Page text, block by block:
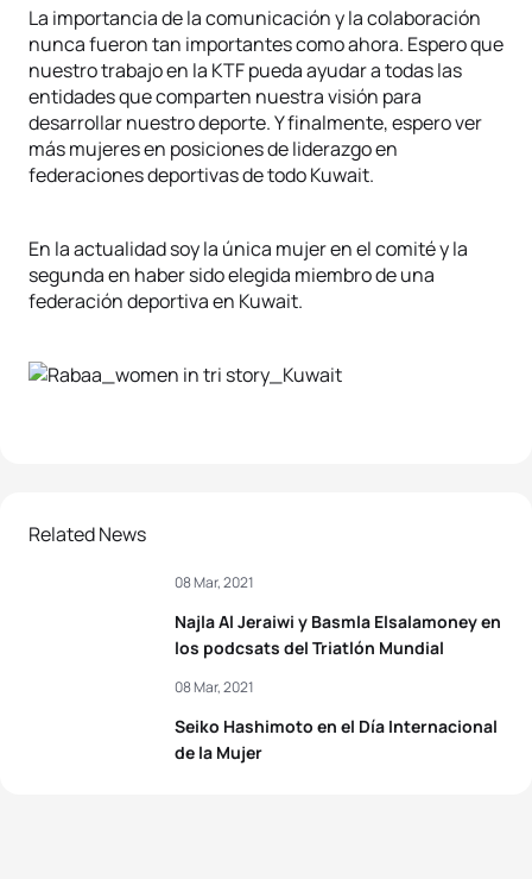
La importancia de la comunicación y la colaboración
nunca fueron tan importantes como ahora. Espero que
nuestro trabajo en la KTF pueda ayudar a todas las
entidades que comparten nuestra visión para
desarrollar nuestro deporte. Y finalmente, espero ver
más mujeres en posiciones de liderazgo en
federaciones deportivas de todo Kuwait.
En la actualidad soy la única mujer en el comité y la
segunda en haber sido elegida miembro de una
federación deportiva en Kuwait.
Related News
Najla Al Jeraiwi y Basmla Elsalamoney en
los podcsats del Triatlón Mundial
08 Mar, 2021
Seiko Hashimoto en el Día Internacional
de la Mujer
08 Mar, 2021